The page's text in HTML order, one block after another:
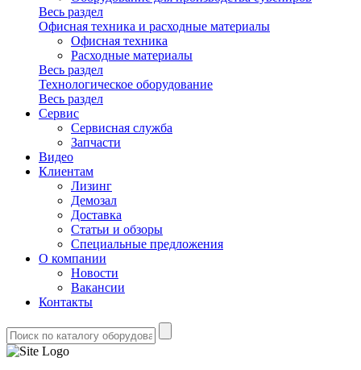
Весь раздел
Офисная техника и расходные материалы
Офисная техника
Расходные материалы
Весь раздел
Технологическое оборудование
Весь раздел
Сервис
Сервисная служба
Запчасти
Видео
Клиентам
Лизинг
Демозал
Доставка
Статьи и обзоры
Специальные предложения
О компании
Новости
Вакансии
Контакты